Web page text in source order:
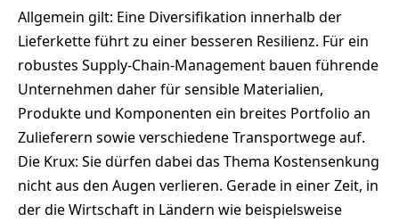
Allgemein gilt: Eine Diversifikation innerhalb der
Lieferkette führt zu einer besseren Resilienz. Für ein
robustes Supply-Chain-Management bauen führende
Unternehmen daher für sensible Materialien,
Produkte und Komponenten ein breites Portfolio an
Zulieferern sowie verschiedene Transportwege auf.
Die Krux: Sie dürfen dabei das Thema Kostensenkung
nicht aus den Augen verlieren. Gerade in einer Zeit, in
der die Wirtschaft in Ländern wie beispielsweise